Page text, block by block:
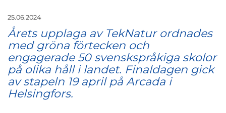
25.06.2024
Årets upplaga av TekNatur ordnades
med gröna förtecken och
engagerade 50 svenskspråkiga skolor
på olika håll i landet. Finaldagen gick
av stapeln 19 april på Arcada i
Helsingfors.